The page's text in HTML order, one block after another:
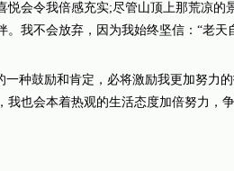
悦会令我倍感充实;尽管山顶上那荒凉的
我不会放弃，因为我始终坚信：“老天
种鼓励和肯定，必将激励我更加努力
我也会本着热观的生活态度加倍努力，